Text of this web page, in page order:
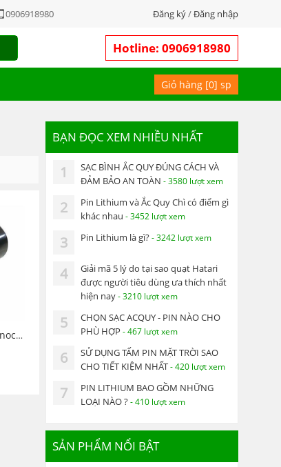
0906918980 Đăng ký/Đăng nhập
Hotline: 0906918980
Giỏ hàng [0] sp
Máy bơm lưu lượng Nanoco NHF750
BẠN ĐỌC XEM NHIỀU NHẤT
SẠC BÌNH ẮC QUY ĐÚNG CÁCH VÀ
ĐẢM BẢO AN TOÀN - 3580 lượt xem
1
Pin Lithium và Ắc Quy Chì có điểm gì
khác nhau - 3452 lượt xem
2
Pin Lithium là gì?- 3242 lượt xem
3
Giải mã 5 lý do tại sao quạt Hatari
được người tiêu dùng ưa thích nhất
hiện nay- 3210 lượt xem
4
CHỌN SẠC ACQUY - PIN NÀO CHO
PHÙ HỢP - 467 lượt xem
5
SỬ DỤNG TẤM PIN MẶT TRỜI SAO
CHO TIẾT KIỆM NHẤT- 420 lượt xem
6
PIN LITHIUM BAO GỒM NHỮNG
LOẠI NÀO ?- 410 lượt xem
7
SẢN PHẨM NỔI BẬT